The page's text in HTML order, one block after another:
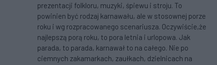
prezentacji folkloru, muzyki, śpiewu i stroju. To
powinien być rodzaj karnawału, ale w stosownej porze
roku i wg rozpracowanego scenariusza. Oczywiście,że
najlepszą porą roku, to pora letnia i urlopowa. Jak
parada, to parada, karnawał to na całego. Nie po
ciemnych zakamarkach, zaułkach, dzielnicach na